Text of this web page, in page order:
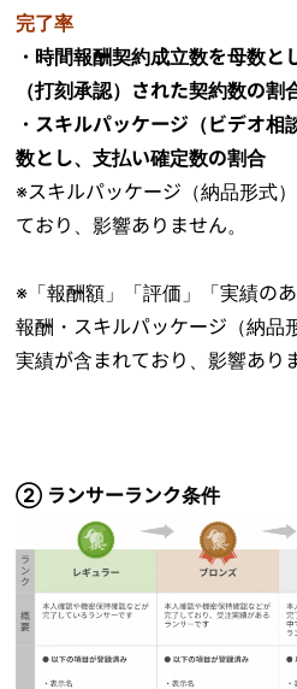
完了率
・時間報酬契約成立数を母数と
（打刻承認）された契約数の割
・スキルパッケージ（ビデオ
数とし、支払い確定数の割合
※スキルパッケージ（納品形式
ており、影響ありません。
※「報酬額」「評価」「実績の
報酬・スキルパッケージ（納品
実績が含まれており、影響あり
② ランサーランク条件